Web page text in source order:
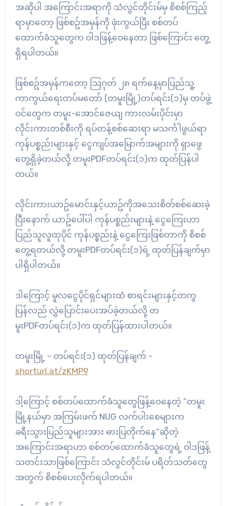
အဆိုပါ အကြောင်းအရာကို သံလွင်တိုင်းမ်မှ စိစစ်ကြည့်
ရာမှာတော့ ဖြစ်စဥ်အမှန်ကို ဖုံးကွယ်ပြီး စစ်တပ်
ထောက်ခံသူတွေက ဝါဒဖြန့်ဝေနေတာ ဖြစ်ကြောင်း တွေ့
ရှိရပါတယ်။
ဖြစ်စဥ်အမှန်ကတော့ ဩဂုတ် ၂၈ ရက်နေ့မှာပြည်သူ့
ကာကွယ်ရေးတပ်မတော် (တမူးမြို့)တပ်ရင်း(၁)မှ တပ်ဖွဲ့
ဝင်တွေက တမူး-အောင်ဇေယျ ကားလမ်းပိုင်းမှာ
လိုင်းကားတစ်စီးကို ရပ်တန့်စစ်ဆေးရာ မသင်္ကါဖွယ်ရာ
ကုန်ပစ္စည်းများနှင့် ငွေကျပ်အမြောက်အများကို ရှာဖွေ
တွေ့ရှိခဲ့တယ်လို့ တမူးPDFတပ်ရင်း(၁)က ထုတ်ပြန်ပါ
တယ်။
လိုင်းကားယာဥ်မောင်းနှင့်ယာဥ်ကိုအသေးစိတ်စစ်ဆေးခဲ့
ပြီးနောက် ယာဥ်ပေါ်ပါ ကုန်ပစ္စည်းများနဲ့ ငွေကြေးဟာ
ပြည်သူလူထုပိုင် ကုန်ပစ္စည်းနဲ့ ငွေကြေးဖြစ်တာကို စိစစ်
တွေ့ရတယ်လို့ တမူးPDFတပ်ရင်း(၁)ရဲ့ ထုတ်ပြန်ချက်မှာ
ပါရှိပါတယ်။
ဒါကြောင့် မူလငွေပိုင်ရှင်များထံ စာရင်းများနှင့်တကွ
ပြန်လည် လွှဲပြောင်းပေးအပ်ခဲ့တယ်လို့ တ
မူးPDFတပ်ရင်း(၁)က ထုတ်ပြန်ထားပါတယ်။
တမူးမြို့ – တပ်ရင်း(၁) ထုတ်ပြန်ချက် –
shorturl.at/zKMP9
ဒါ့ကြောင့် စစ်တပ်ထောက်ခံသူတွေဖြန့်ဝေနေတဲ့ ”တမူး
မြို့နယ်မှာ အကြမ်းဖက် NUG လက်ပါးစေများက
ခရီးသွားပြည်သူများအား ဓားပြတိုက်နေ“ဆိုတဲ့
အကြောင်းအရာဟာ စစ်တပ်ထောက်ခံသူတွေရဲ့ ဝါဒဖြန့်
သတင်းသာဖြစ်ကြောင်း သံလွင်တိုင်းမ် ပရိတ်သတ်တွေ
အတွက် စိစစ်ပေးလိုက်ရပါတယ်။